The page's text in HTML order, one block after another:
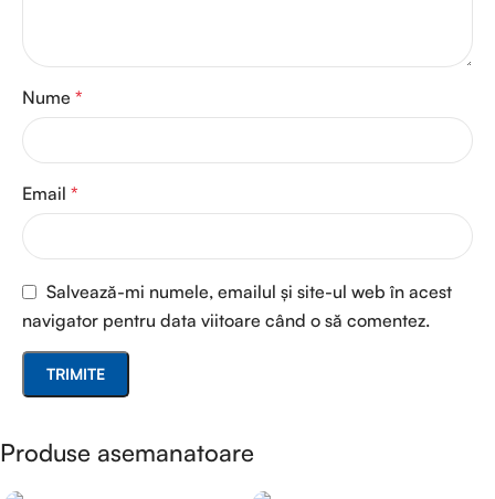
Nume *
Email *
Salvează-mi numele, emailul și site-ul web în acest
navigator pentru data viitoare când o să comentez.
Produse asemanatoare